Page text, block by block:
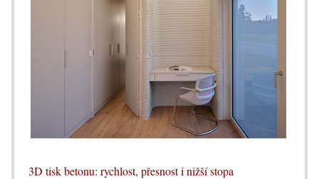
3D tisk betonu: rychlost, přesnost i nižší stopa